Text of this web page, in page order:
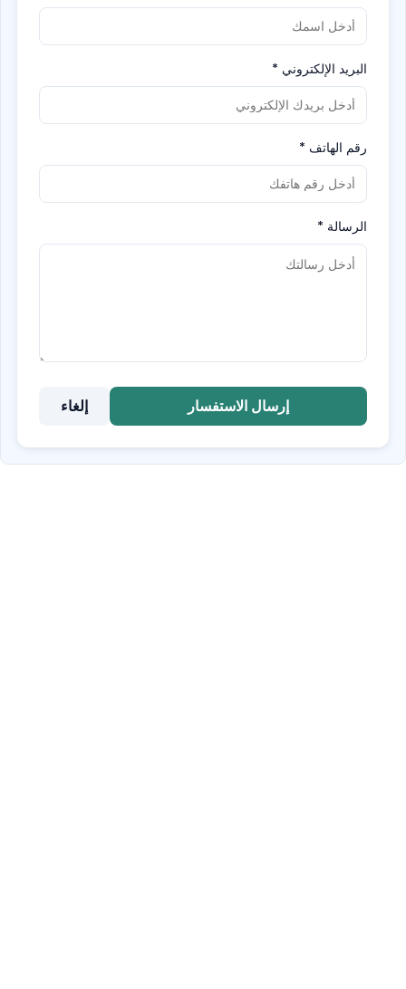
البريد الإلكتروني *
رقم الهاتف *
الرسالة *
إرسال الاستفسار إلغاء